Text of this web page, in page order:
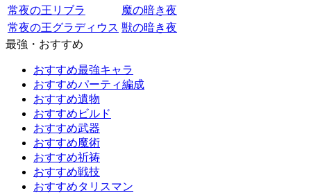
常夜の王リブラ
魔の暗き夜
常夜の王グラディウス 獣の暗き夜
最強・おすすめ
おすすめ最強キャラ
おすすめパーティ編成
おすすめ遺物
おすすめビルド
おすすめ武器
おすすめ魔術
おすすめ祈祷
おすすめ戦技
おすすめタリスマン